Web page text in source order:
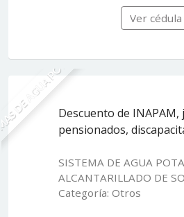
Ver cédula
AGUA POTABLEDescuento de INAPAM,
pensionados,
SISTEMA DE AGUA
ALCANTARILLADO DE
Categoría: Otros